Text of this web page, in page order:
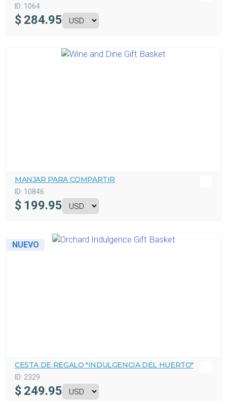
ID: 1064
$ 284.95
MANJAR PARA COMPARTIR
ID: 10846
$ 199.95
NUEVO
CESTA DE REGALO "INDULGENCIA DEL HUERTO"
ID: 2329
$ 249.95